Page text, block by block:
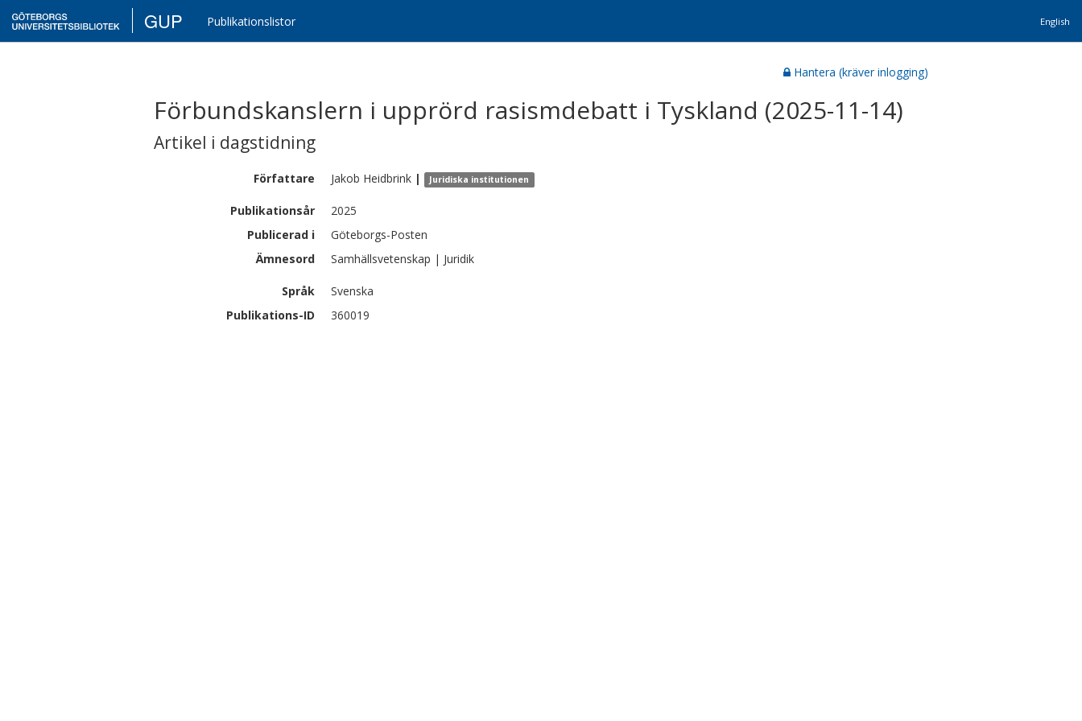
GUP Publikationslistor English
Hantera (kräver inlogging)
Förbundskanslern i upprörd rasismdebatt i Tyskland (2025-11-14)
Artikel i dagstidning
Författare Jakob Heidbrink | Juridiska institutionen
Publikationsår
2025
Publicerad i
Göteborgs-Posten
Ämnesord
Samhällsvetenskap | Juridik
Språk
Svenska
Publikations-ID
360019